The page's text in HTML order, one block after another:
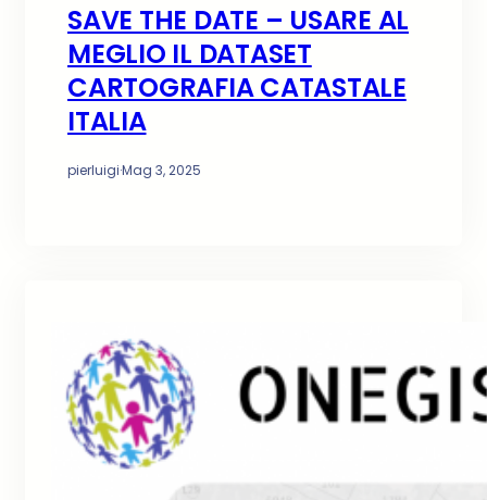
SAVE THE DATE – USARE AL
MEGLIO IL DATASET
CARTOGRAFIA CATASTALE
ITALIA
pierluigi·Mag 3, 2025